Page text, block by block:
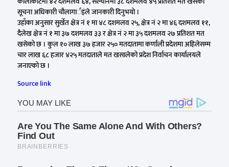
सूचना अधिकारी चौलागार्इंले जानकारी दिनुभयो ।
उहाँका अनुसार सुर्खेत क्षेत्र नं १ मा ४८ दशमलव २५, क्षेत्र नं २ मा ४६ दशमलव ११,
दैलेख क्षेत्र नं १ मा ३७ दशमलव ३३ र क्षेत्र नं २ मा ३५ दशमलव २७ प्रतिशत मत
खसेको छ । कुल १० लाख ३७ हजार २५० मतदातामा कर्णाली प्रदेशमा अहिलेसम्म
चार लाख ६८ हजार ४२५ मतदाताले मत खसालेको प्रदेश निर्वाचन कार्यालयले
जनाएको छ ।
Source link